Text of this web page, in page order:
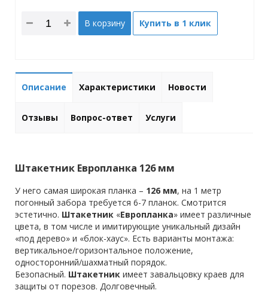
В корзину Купить в 1 клик
Описание Характеристики Новости
Отзывы Вопрос-ответ Услуги
Штакетник Европланка 126 мм
У него самая широкая планка – 126 мм, на 1 метр
погонный забора требуется 6-7 планок. Смотрится
эстетично. Штакетник «Европланка» имеет различные
цвета, в том числе и имитирующие уникальный дизайн
«под дерево» и «блок-хаус». Есть варианты монтажа:
вертикальное/горизонтальное положение,
односторонний/шахматный порядок.
Безопасный. Штакетник имеет завальцовку краев для
защиты от порезов. Долговечный.